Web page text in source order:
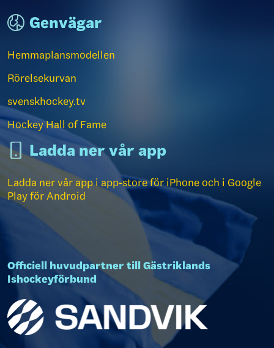
Genvägar
Hemmaplansmodellen
Rörelsekurvan
svenskhockey.tv
Hockey Hall of Fame
Ladda ner vår app
Ladda ner vår app i app-store för iPhone och i Google
Play för Android
Officiell huvudpartner till Gästriklands
Ishockeyförbund